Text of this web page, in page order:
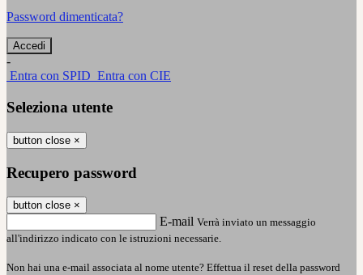
Password dimenticata?
-
Entra con SPID Entra con CIE
Seleziona utente
button close ×
Recupero password
button close ×
E-mail Verrà inviato un messaggio
all'indirizzo indicato con le istruzioni necessarie.
Non hai una e-mail associata al nome utente? Effettua il reset della password